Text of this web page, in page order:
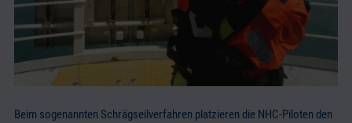
Beim sogenannten Schrägseilverfahren platzieren die NHC-Piloten den